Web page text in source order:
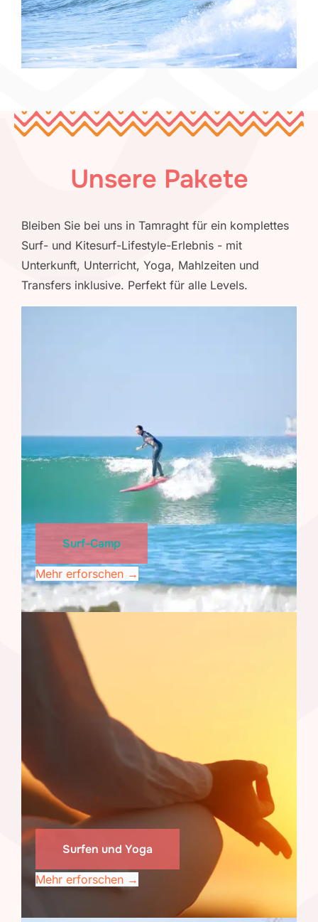
Unsere Pakete
Bleiben Sie bei uns in Tamraght für ein komplettes
Surf- und Kitesurf-Lifestyle-Erlebnis - mit
Unterkunft, Unterricht, Yoga, Mahlzeiten und
Transfers inklusive. Perfekt für alle Levels.
Surf-Camp
Mehr erforschen →
Surfen und Yoga
Mehr erforschen →